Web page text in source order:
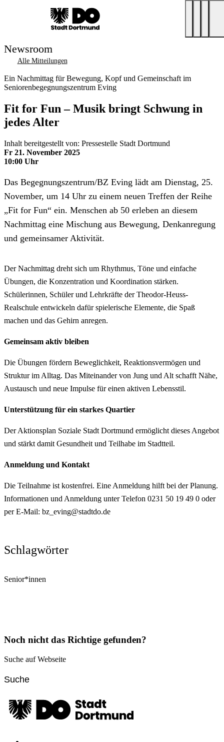
Newsroom
Alle Mitteilungen
Ein Nachmittag für Bewegung, Kopf und Gemeinschaft im
Seniorenbegegnungszentrum Eving
Fit for Fun – Musik bringt Schwung in
jedes Alter
Inhalt bereitgestellt von: Pressestelle Stadt Dortmund
Fr 21. November 2025
10:00 Uhr
Das Begegnungszentrum/BZ Eving lädt am Dienstag, 25.
November, um 14 Uhr zu einem neuen Treffen der Reihe
„Fit for Fun“ ein. Menschen ab 50 erleben an diesem
Nachmittag eine Mischung aus Bewegung, Denkanregung
und gemeinsamer Aktivität.
Der Nachmittag dreht sich um Rhythmus, Töne und einfache
Übungen, die Konzentration und Koordination stärken.
Schülerinnen, Schüler und Lehrkräfte der Theodor-Heuss-
Realschule entwickeln dafür spielerische Elemente, die Spaß
machen und das Gehirn anregen.
Gemeinsam aktiv bleiben
Die Übungen fördern Beweglichkeit, Reaktionsvermögen und
Struktur im Alltag. Das Miteinander von Jung und Alt schafft Nähe,
Austausch und neue Impulse für einen aktiven Lebensstil.
Unterstützung für ein starkes Quartier
Der Aktionsplan Soziale Stadt Dortmund ermöglicht dieses Angebot
und stärkt damit Gesundheit und Teilhabe im Stadtteil.
Anmeldung und Kontakt
Die Teilnahme ist kostenfrei. Eine Anmeldung hilft bei der Planung.
Informationen und Anmeldung unter Telefon 0231 50 19 49 0 oder
per E-Mail: bz_eving@stadtdo.de
Schlagwörter
Senior*innen
Noch nicht das Richtige gefunden?
Suche auf Webseite